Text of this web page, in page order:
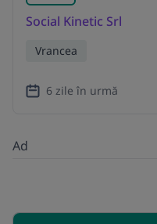
Social Kinetic Srl
Vrancea
6 zile în urmă
Ad